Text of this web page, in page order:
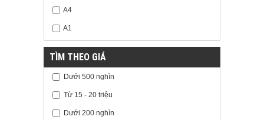
A4
A1
TÌM THEO GIÁ
Dưới 500 nghìn
Từ 15 - 20 triệu
Dưới 200 nghìn